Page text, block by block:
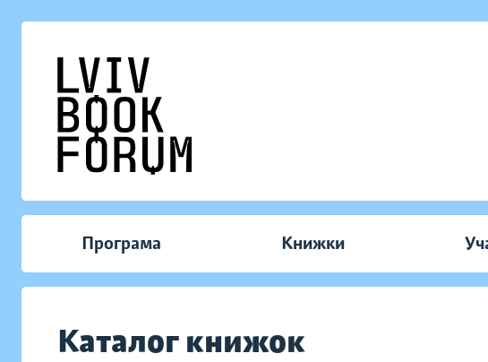
Програма Книжки
Каталог книжок